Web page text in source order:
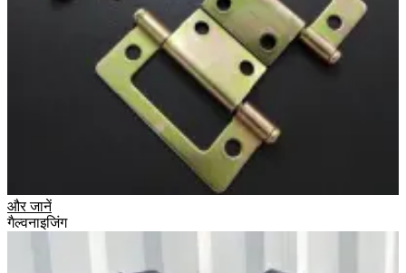
और जानें
गैल्वनाइजिंग